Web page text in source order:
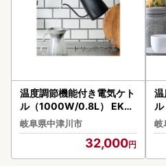
温度調節機能付き電気ケト
ル（1000W/0.8L） EKG-
C801(B) 77678 F4N-256
4
岐阜県中津川市
32,000
温
岐